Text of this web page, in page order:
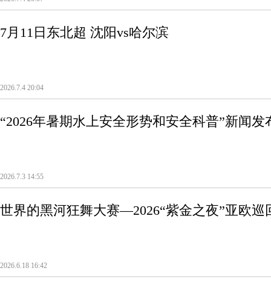
7月11日东北超 沈阳vs哈尔滨
2026.7.4 20:04
“2026年暑期水上安全形势和安全科普”新闻发
2026.7.3 14:55
世界的黑河狂舞大赛—2026“紫金之夜”亚欧巡
2026.6.18 16:42